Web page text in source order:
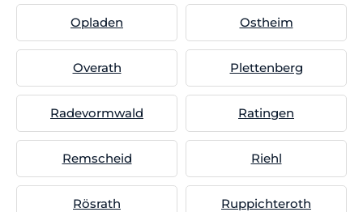
Opladen Ostheim
Overath Plettenberg
Radevormwald Ratingen
Remscheid Riehl
Rösrath Ruppichteroth